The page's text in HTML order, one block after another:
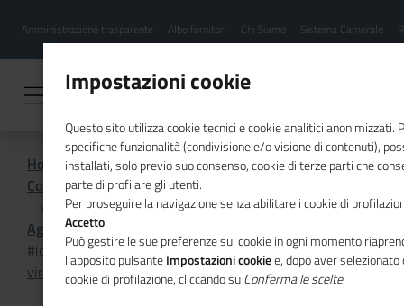
contenuto
Menu
hamburgher
Amministrazione trasparente Albo fornitori Chi Siamo Sistema Camerale
Home
Comunicazione istituzionale per il sistema camerale
Agenda
#iopensopositivo, quarto live show su "La
virtualizzazione dei pagamenti"
Impostazioni cookie
Questo sito utilizza cookie tecnici e cookie analitici anonimizzati.
specifiche funzionalità (condivisione e/o visione di contenuti),
installati, solo previo suo consenso, cookie di terze parti che
parte di profilare gli utenti.
Per proseguire la navigazione senza abilitare i cookie di
Accetto.
Può gestire le sue preferenze sui cookie in ogni momento
l'apposito pulsanteImpostazioni cookiee, dopo aver
cookie di profilazione, cliccando suConferma le scelte.